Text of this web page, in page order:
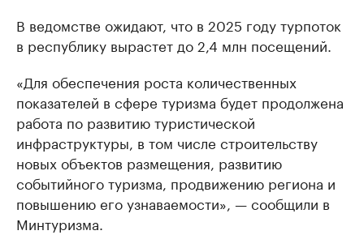
В ведомстве ожидают, что в 2025 году турпоток
в республику вырастет до 2,4 млн посещений.
«Для обеспечения роста количественных
показателей в сфере туризма будет продолжена
работа по развитию туристической
инфраструктуры, в том числе строительству
новых объектов размещения, развитию
событийного туризма, продвижению региона и
повышению его узнаваемости», — сообщили в
Минтуризма.